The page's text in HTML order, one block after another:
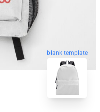
blank template